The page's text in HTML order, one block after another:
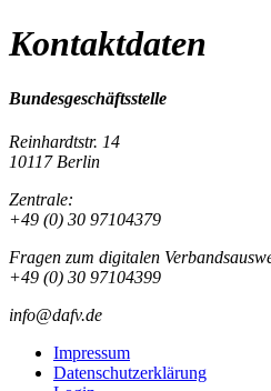
Kontaktdaten
Bundesgeschäftsstelle
Reinhardtstr. 14
10117 Berlin
Zentrale:
+49 (0) 30 97104379
Fragen zum digitalen
+49 (0) 30 97104399
info@dafv.de
Impressum
Datenschutzerklärung